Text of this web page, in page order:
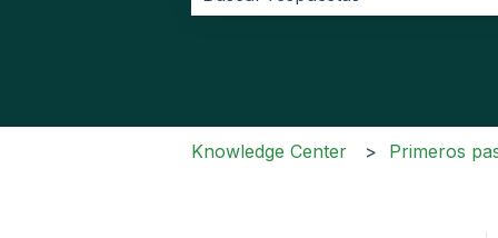
Knowledge Center Primeros